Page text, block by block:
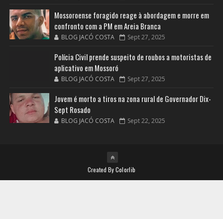
Mossoroense foragido reage à abordagem e morre em
confronto com a PM em Areia Branca
BLOG JACÓ COSTA Sept 27, 2025
Polícia Civil prende suspeito de roubos a motoristas de
aplicativo em Mossoró
BLOG JACÓ COSTA Sept 27, 2025
Jovem é morto a tiros na zona rural de Governador Dix-
Sept Rosado
BLOG JACÓ COSTA Sept 22, 2025
Created ByColorlib